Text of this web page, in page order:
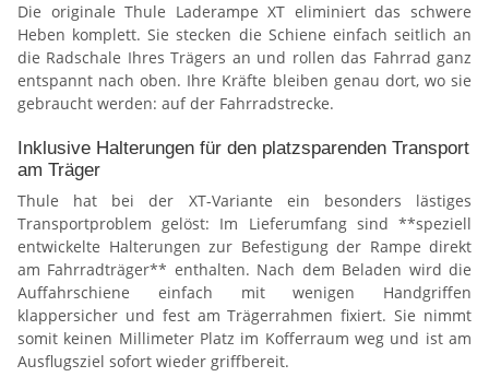
Die originale Thule Laderampe XT eliminiert das schwere
Heben komplett. Sie stecken die Schiene einfach seitlich an
die Radschale Ihres Trägers an und rollen das Fahrrad ganz
entspannt nach oben. Ihre Kräfte bleiben genau dort, wo sie
gebraucht werden: auf der Fahrradstrecke.
Inklusive Halterungen für den platzsparenden Transport
am Träger
Thule hat bei der XT-Variante ein besonders lästiges
Transportproblem gelöst: Im Lieferumfang sind **speziell
entwickelte Halterungen zur Befestigung der Rampe direkt
am Fahrradträger** enthalten. Nach dem Beladen wird die
Auffahrschiene einfach mit wenigen Handgriffen
klappersicher und fest am Trägerrahmen fixiert. Sie nimmt
somit keinen Millimeter Platz im Kofferraum weg und ist am
Ausflugsziel sofort wieder griffbereit.